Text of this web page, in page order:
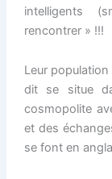
intelligents
rencontrer » !!!
Leur
dit se situe
cosmopolite
et des
se font en